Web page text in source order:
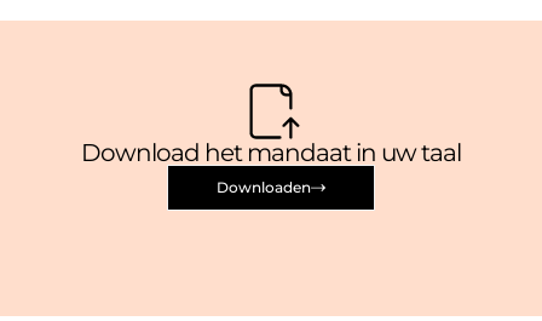
Download het mandaat in uw taal
Downloaden